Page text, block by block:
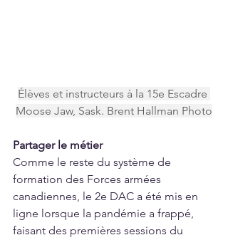
Élèves et instructeurs à la 15e Escadre
Moose Jaw, Sask. Brent Hallman Photo
Partager le métier
Comme le reste du système de
formation des Forces armées
canadiennes, le 2e DAC a été mis en
ligne lorsque la pandémie a frappé,
faisant des premières sessions du